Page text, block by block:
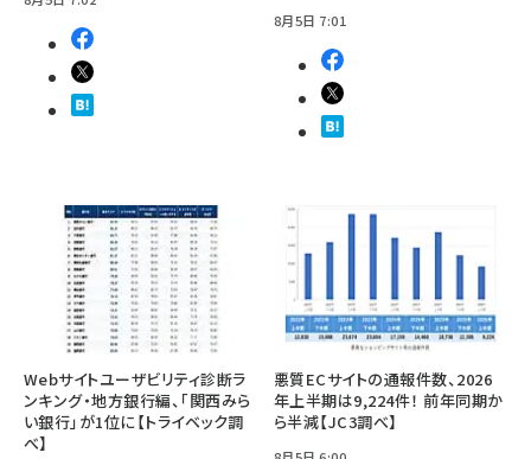
8月5日 7:01
Webサイトユーザビリティ診断ラ
ンキング・地方銀行編、「関西みら
い銀行」が1位に【トライベック調
べ】
悪質ECサイトの通報件数、2026
年上半期は9,224件！ 前年同期か
ら半減【JC3調べ】